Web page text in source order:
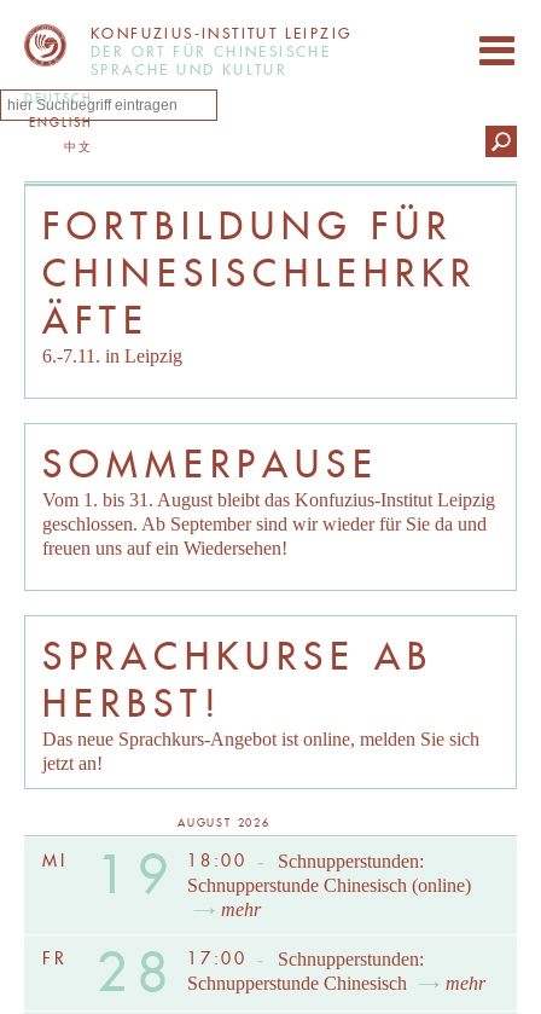
KONFUZIUS-INSTITUT LEIPZIG
DER ORT FÜR CHINESISCHE
SPRACHE UND KULTUR
DEUTSCH
ENGLISH
中文
FORTBILDUNG FÜR
CHINESISCHLEHRKR
ÄFTE
6.-7.11. in Leipzig
SOMMERPAUSE
Vom 1. bis 31. August bleibt das Konfuzius-Institut Leipzig
geschlossen. Ab September sind wir wieder für Sie da und
freuen uns auf ein Wiedersehen!
SPRACHKURSE AB
HERBST!
Das neue Sprachkurs-Angebot ist online, melden Sie sich
jetzt an!
AUGUST 2026
MI 19 18:00 -
Schnupperstunden:
Schnupperstunde Chinesisch (online)
mehr
FR 28 17:00 -
Schnupperstunden:
Schnupperstunde Chinesisch
mehr